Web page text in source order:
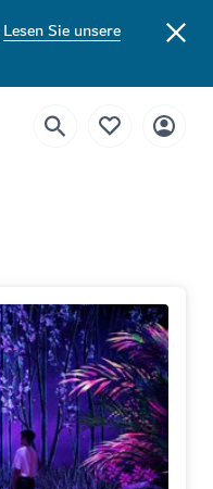
Lesen Sie unsere